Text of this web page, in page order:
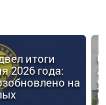
итоги
2026 года:
на